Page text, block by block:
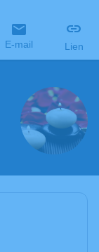
E-mail Lien